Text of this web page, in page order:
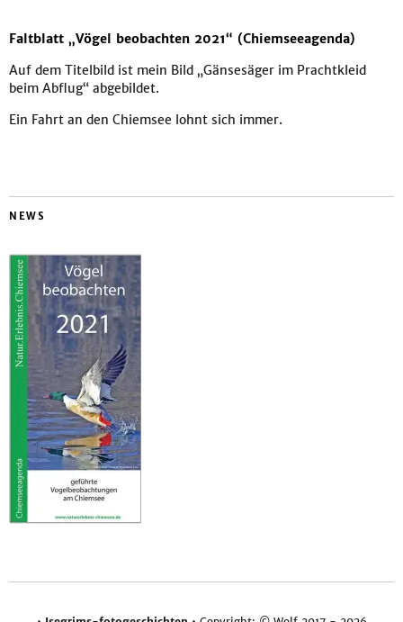
Faltblatt „Vögel beobachten 2021“ (Chiemseeagenda)
Auf dem Titelbild ist mein Bild „Gänsesäger im Prachtkleid
beim Abflug“ abgebildet.
Ein Fahrt an den Chiemsee lohnt sich immer.
NEWS